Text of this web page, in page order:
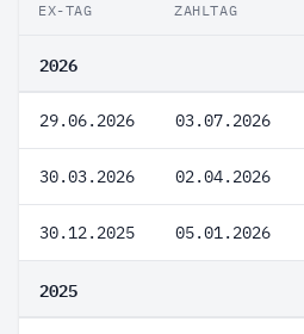
EX-TAG ZAHLTAG
2026
29.06.2026 03.07.2026
30.03.2026 02.04.2026
30.12.2025 05.01.2026
2025